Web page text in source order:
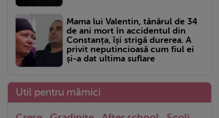
Mama lui Valentin, tânărul de 34
de ani mort în accidentul din
Constanța, își strigă durerea. A
privit neputincioasă cum fiul ei
și-a dat ultima suflare
Util pentru mămici